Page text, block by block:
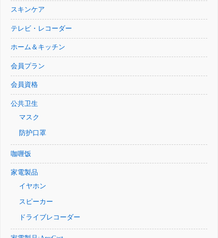
スキンケア
テレビ・レコーダー
ホーム＆キッチン
会員プラン
会員資格
公共卫生
マスク
防护口罩
咖喱饭
家電製品
イヤホン
スピーカー
ドライブレコーダー